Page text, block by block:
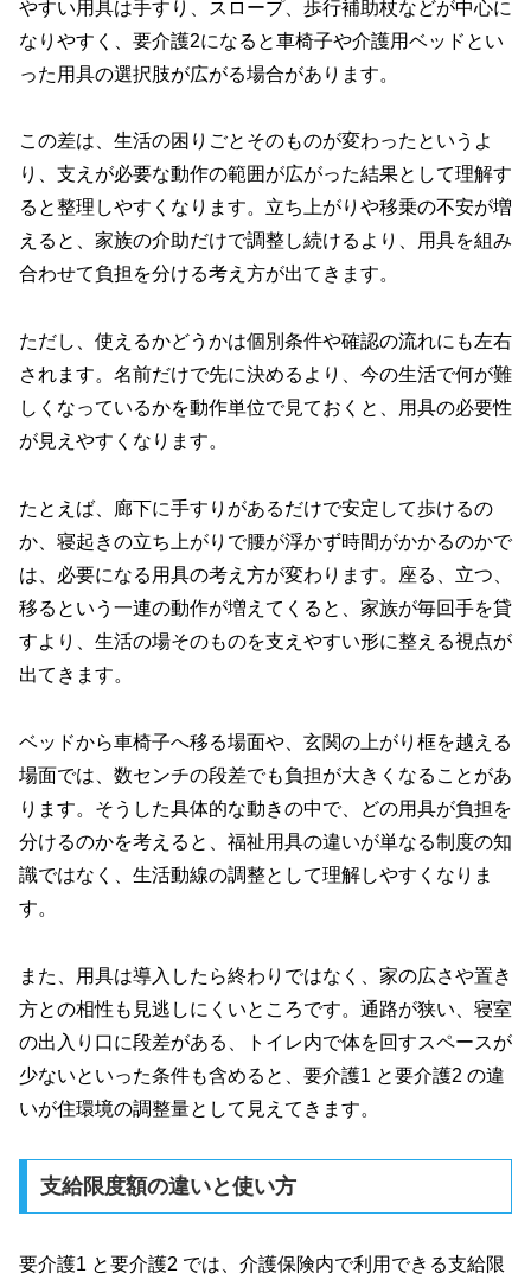
やすい用具は手すり、スロープ、歩行補助杖などが中心に
なりやすく、要介護2になると車椅子や介護用ベッドとい
った用具の選択肢が広がる場合があります。
この差は、生活の困りごとそのものが変わったというよ
り、支えが必要な動作の範囲が広がった結果として理解す
ると整理しやすくなります。立ち上がりや移乗の不安が増
えると、家族の介助だけで調整し続けるより、用具を組み
合わせて負担を分ける考え方が出てきます。
ただし、使えるかどうかは個別条件や確認の流れにも左右
されます。名前だけで先に決めるより、今の生活で何が難
しくなっているかを動作単位で見ておくと、用具の必要性
が見えやすくなります。
たとえば、廊下に手すりがあるだけで安定して歩けるの
か、寝起きの立ち上がりで腰が浮かず時間がかかるのかで
は、必要になる用具の考え方が変わります。座る、立つ、
移るという一連の動作が増えてくると、家族が毎回手を貸
すより、生活の場そのものを支えやすい形に整える視点が
出てきます。
ベッドから車椅子へ移る場面や、玄関の上がり框を越える
場面では、数センチの段差でも負担が大きくなることがあ
ります。そうした具体的な動きの中で、どの用具が負担を
分けるのかを考えると、福祉用具の違いが単なる制度の知
識ではなく、生活動線の調整として理解しやすくなりま
す。
また、用具は導入したら終わりではなく、家の広さや置き
方との相性も見逃しにくいところです。通路が狭い、寝室
の出入り口に段差がある、トイレ内で体を回すスペースが
少ないといった条件も含めると、要介護1 と要介護2 の違
いが住環境の調整量として見えてきます。
支給限度額の違いと使い方
要介護1 と要介護2 では、介護保険内で利用できる支給限